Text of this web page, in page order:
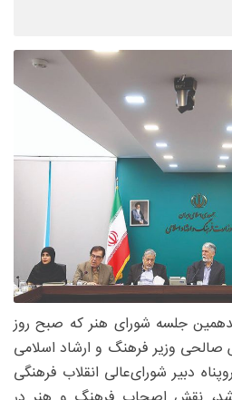
جلسه شورای هنر که صبح روز
وزیر فرهنگ و ارشاد اسلامی
دبیر شورای‌عالی انقلاب فرهنگی